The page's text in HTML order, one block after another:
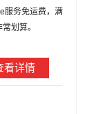
服务免运费，满
划算。
看详情